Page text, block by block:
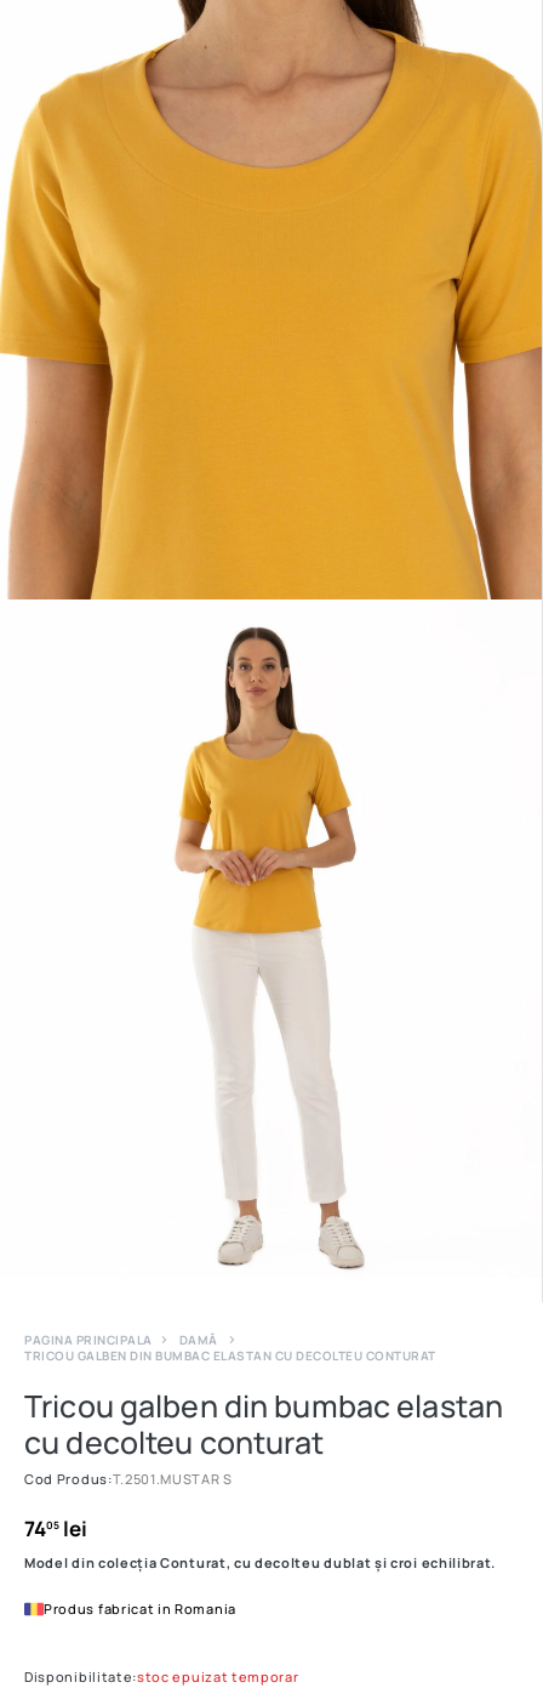
PAGINA PRINCIPALA
DAMĂ
TRICOU GALBEN DIN BUMBAC ELASTAN CU DECOLTEU CONTURAT
Tricou galben din bumbac elastan
cu decolteu conturat
Cod Produs:T.2501.MUSTAR S
7405lei
Model din colecția Conturat, cu decolteu dublat și croi echilibrat.
Produs fabricat in Romania
Disponibilitate:stoc epuizat temporar